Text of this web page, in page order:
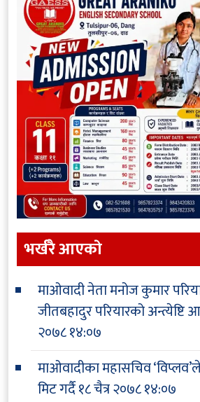
भर्खरै आएकाे
माओवादी नेता मनोज कुमार
जीतबहादुर परियारको
२०७८ १४:०७
माओवादीका महासचिव
मिट गर्दै१८ चैत्र २०७८ १४:०७